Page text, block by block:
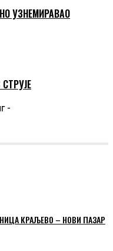
УЗНЕМИРАВАО
-
КРАЉЕВО – НОВИ ПАЗАР